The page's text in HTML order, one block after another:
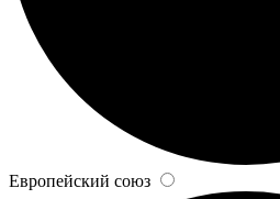
Европейский союз